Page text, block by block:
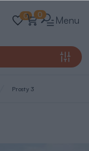
0 0 Menu
Prosty 3